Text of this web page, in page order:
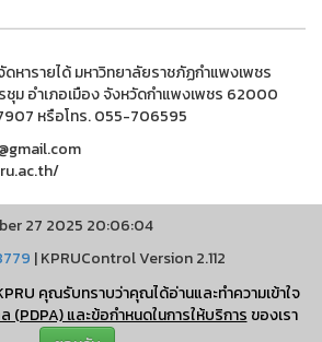
คุณรับทราบว่าคุณได้อ่านและทำความเข้าใจ
และข้อกำหนดในการให้บริการ ของเรา
ดหารายได้ มหาวิทยาลัยราชภัฏกำแพงเพชร
ชุม อำเภอเมือง จังหวัดกำแพงเพชร 62000
หรือโทร. 055-706595
27 2025 20:06:04
|KPRUControl Version 2.112